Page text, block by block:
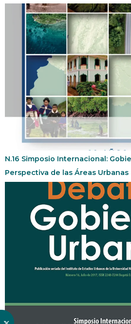
N.16 Simposio Internacional:
Perspectiva de las Áreas Urbanas